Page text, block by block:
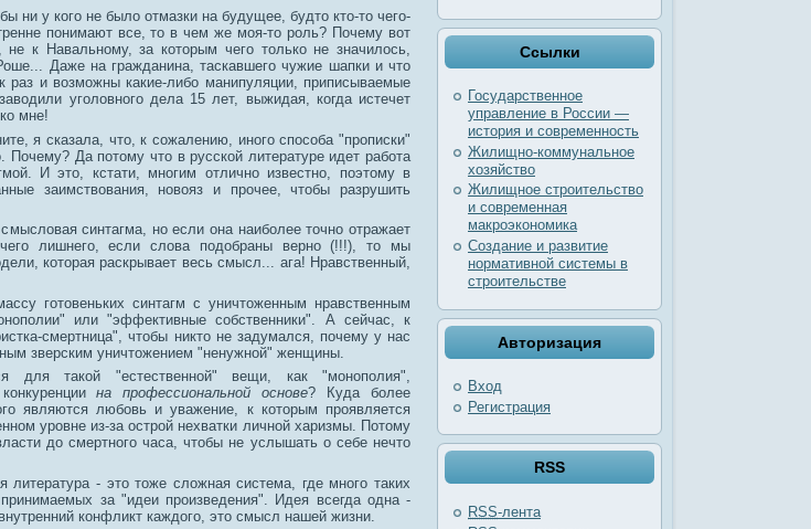
ни у кого не было отмазки на будущее, будто кто-то чего-
понимают все, то в чем же моя-то роль? Почему вот
к Навальному, за которым чего только не значилось,
Даже на гражданина, таскавшего чужие шапки и что
раз и возможны какие-либо манипуляции, приписываемые
уголовного дела 15 лет, выжидая, когда истечет
мне!
я сказала, что, к сожалению, иного способа "прописки"
Почему? Да потому что в русской литературе идет работа
И это, кстати, многим отлично известно, поэтому в
заимствования, новояз и прочее, чтобы разрушить
синтагма, но если она наиболее точно отражает
лишнего, если слова подобраны верно (!!!), то мы
которая раскрывает весь смысл... ага! Нравственный,
готовеньких синтагм с уничтоженным нравственным
или "эффективные собственники". А сейчас, к
смертница", чтобы никто не задумался, почему у нас
зверским уничтожением "ненужной" женщины.
для такой "естественной" вещи, как "монополия",
на профессиональной основе? Куда более
являются любовь и уважение, к которым проявляется
уровне из-за острой нехватки личной харизмы. Потому
до смертного часа, чтобы не услышать о себе нечто
литература - это тоже сложная система, где много таких
за "идеи произведения". Идея всегда одна -
конфликт каждого, это смысл нашей жизни.
Ссылки
Государственное
управление в России —
история и современность
Жилищно-коммунальное
хозяйство
Жилищное строительство
и современная
макроэкономика
Создание и развитие
нормативной системы в
строительстве
Авторизация
Вход
Регистрация
RSS
RSS-лента